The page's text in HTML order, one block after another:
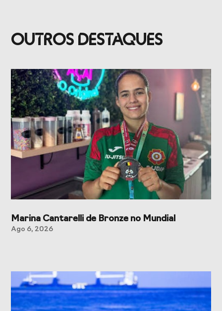
Federações
Prémios Voz do
Desporto
Jogos CPLP
Congresso
Nacional do
Desporto
OUTROS DESTAQUES
Marina Cantarelli de Bronze no Mundial
Ago 6, 2026